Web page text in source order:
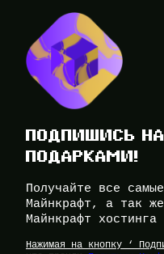
ПОДПИШИСЬ
ПОДАРКАМИ!
Получайте все
Майнкрафт, а так
Майнкрафт хостинга
Нажимая на кнопку ‘